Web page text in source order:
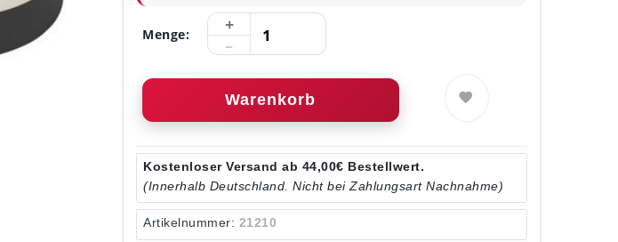
Menge:
Warenkorb
Kostenloser Versand ab 44,00€ Bestellwert.
(Innerhalb Deutschland. Nicht bei Zahlungsart Nachnahme)
Artikelnummer: 21210